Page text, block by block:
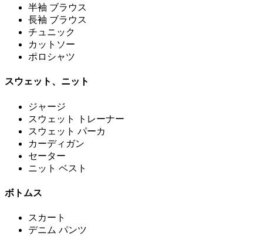
半袖 ブラウス
長袖 ブラウス
チュニック
カットソー
ポロシャツ
スウェット、ニット
ジャージ
スウェット トレーナー
スウェット パーカ
カーディガン
セーター
ニット ベスト
ボトムス
スカート
デニム パンツ